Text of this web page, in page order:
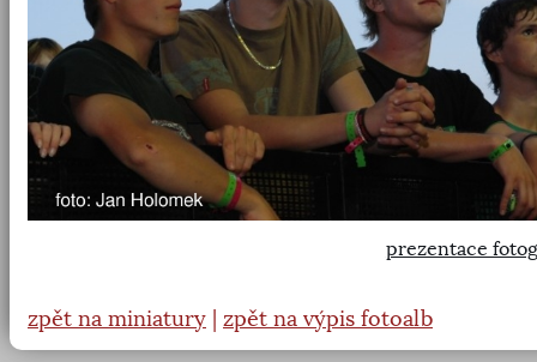
prezentace
zpět na miniatury zpět na výpis fotoalb